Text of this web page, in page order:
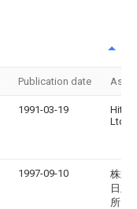
Publication date
1991-03-19
Ltd.
1997-09-10
株式
日立
所